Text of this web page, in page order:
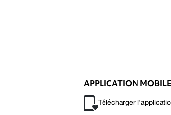
APPLICATION MOBILE
Télécharger